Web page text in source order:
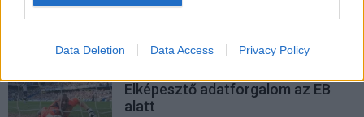
Data Deletion Data Access Privacy Policy
A Twitter a tévézés megmentője
Elképesztő adatforgalom az EB
alatt